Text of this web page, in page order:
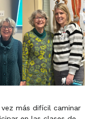
más difícil caminar